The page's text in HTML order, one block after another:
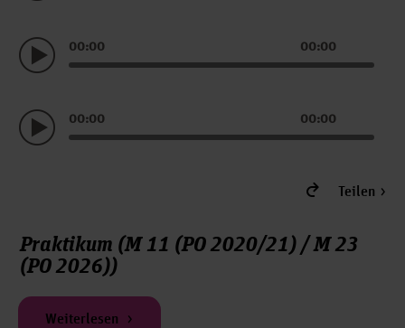
Audio
Player
00:00 00:00
Audio
Player
00:00 00:00
Teilen
Praktikum (M 11 (PO 2020/21) / M 23
(PO 2026))
Weiterlesen